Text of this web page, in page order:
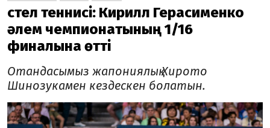
Үстел теннисі: Кирилл Герасименко
әлем чемпионатының 1/16
финалына өтті
Отандасымыз жапониялық Хирото
Шинозукамен кездескен болатын.